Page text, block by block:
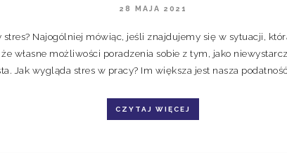
28 MAJA 2021
Najogólniej mówiąc, jeśli znajdujemy się w sytuacji,
własne możliwości poradzenia sobie z tym, jako
Jak wygląda stres w pracy? Im większa jest nasza
CZYTAJ WIĘCEJ